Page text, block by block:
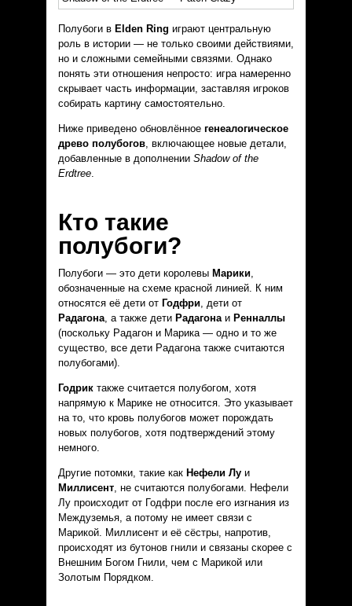
Полубоги в Elden Ring играют центральную
роль в истории — не только своими действиями,
но и сложными семейными связями. Однако
понять эти отношения непросто: игра намеренно
скрывает часть информации, заставляя игроков
собирать картину самостоятельно.
Ниже приведено обновлённое генеалогическое
древо полубогов, включающее новые детали,
добавленные в дополнении Shadow of the
Erdtree.
Кто такие
полубоги?
Полубоги — это дети королевы Марики,
обозначенные на схеме красной линией. К ним
относятся её дети от Годфри, дети от
Радагона, а также дети Радагонаи Ренналлы
(поскольку Радaгон и Марика — одно и то же
существо, все дети Радагона также считаются
полубогами).
Годрик также считается полубогом, хотя
напрямую к Марике не относится. Это указывает
на то, что кровь полубогов может порождать
новых полубогов, хотя подтверждений этому
немного.
Другие потомки, такие как Нефели Лу и
Миллисент, не считаются полубогами. Нефели
Лу происходит от Годфри после его изгнания из
Междуземья, а потому не имеет связи с
Марикой. Миллисент и её сёстры, напротив,
происходят из бутонов гнили и связаны скорее с
Внешним Богом Гнили, чем с Марикой или
Золотым Порядком.